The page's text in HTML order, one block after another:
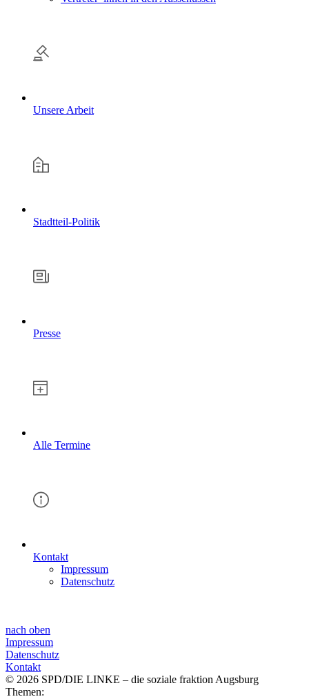
Unsere Arbeit
Stadtteil-Politik
Presse
Alle Termine
Kontakt
Impressum
Datenschutz
nach oben
Impressum
Datenschutz
Kontakt
© 2026 SPD/DIE LINKE – die soziale fraktion Augsburg
Themen: